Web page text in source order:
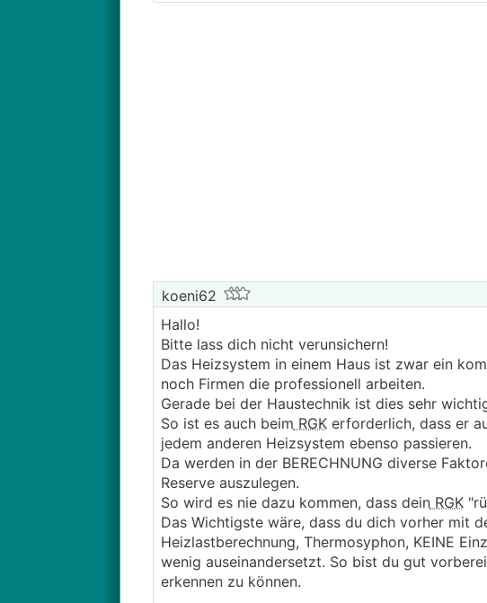
koeni62
Hallo!
Bitte lass dich nicht verunsichern!
Das Heizsystem in einem Haus ist zwar ein
noch Firmen die professionell arbeiten.
Gerade bei der Haustechnik ist dies sehr
So ist es auch beim RGKerforderlich, dass er
jedem anderen Heizsystem ebenso passieren.
Da werden in der BERECHNUNG diverse
Reserve auszulegen.
So wird es nie dazu kommen, dass deinRGK
Das Wichtigste wäre, dass du dich vorher mit
Heizlastberechnung, Thermosyphon, KEINE
wenig auseinandersetzt. So bist du gut
erkennen zu können.